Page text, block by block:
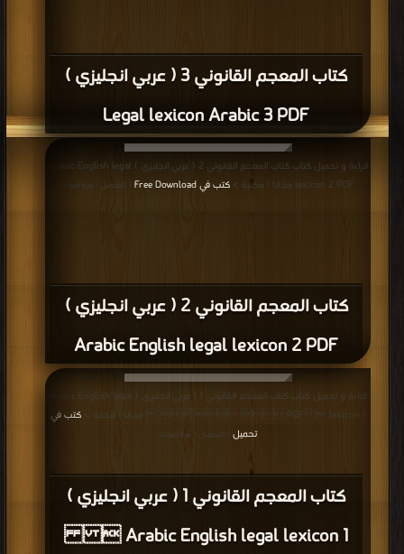
كتاب المعجم القانوني 3 ( عربي انجليزي )
Legal lexicon Arabic 3 PDF
كتاب المعجم القانوني 2 ( عربي انجليزي )
Arabic English legal lexicon 2 PDF
قراءة و تحميل كتاب كتاب المعجم القانوني 2 ( عربي انجليزي ) Arabic English legal
lexicon 2 PDF مجانا | مكتبة >
كتب في Free Download | التحميل : مرة/مرات
كتاب المعجم القانوني 1 ( عربي انجليزي )
Arabic English legal lexicon 1 
قراءة و تحميل كتاب كتاب المعجم القانوني 1 ( عربي انجليزي ) Arabic English legal
lexicon 1     PDF مجانا | مكتبة >
كتب في
تحميل
| التحميل : مرة/مرات